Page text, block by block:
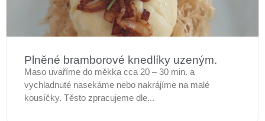
Plněné bramborové knedlíky uzeným.
Maso uvaříme do měkka cca 20 – 30 min. a
vychladnuté nasekáme nebo nakrájíme na malé
kousíčky. Těsto zpracujeme dle...